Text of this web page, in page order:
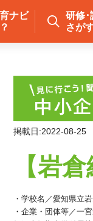
ナビ
研修･
さが
掲載日:2022-08-25
【岩
・学校名／愛知県立
・企業・団体等／